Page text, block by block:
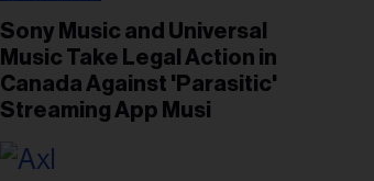
Sony Music and Universal
Music Take Legal Action in
Canada Against 'Parasitic'
Streaming App Musi